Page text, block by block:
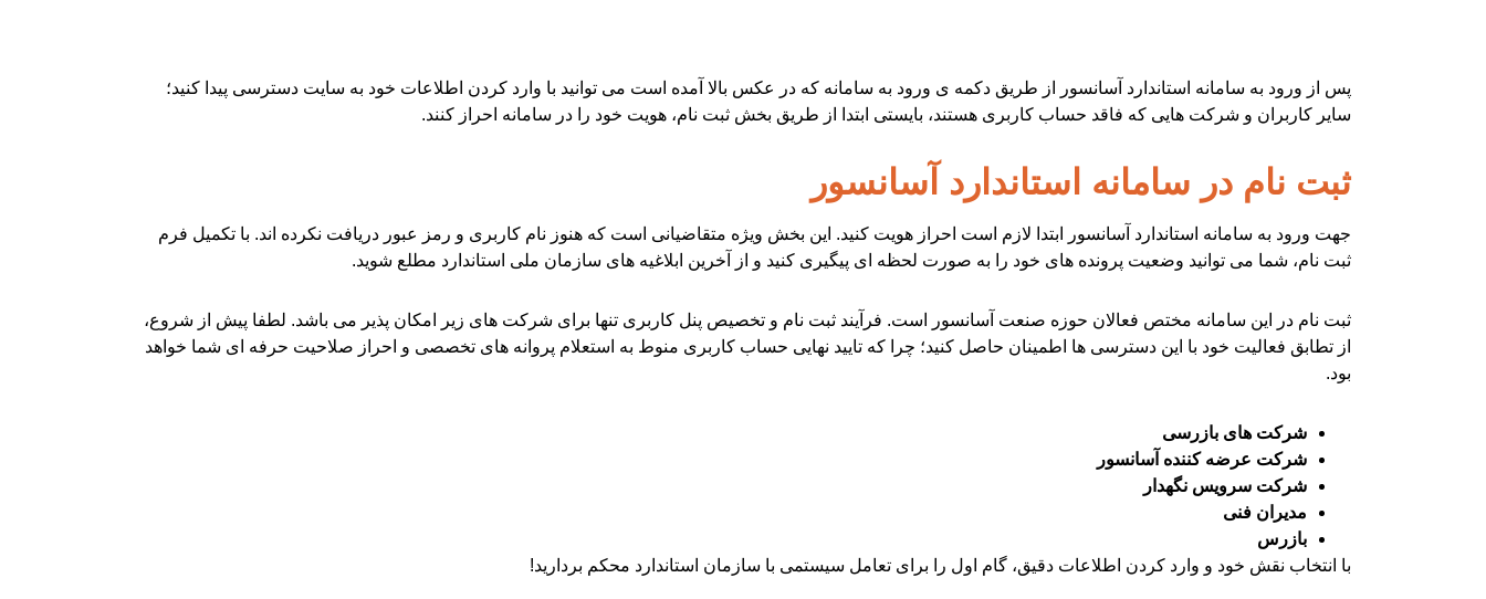
پس از ورود به سامانه استاندارد آسانسور از طریق دکمه ی ورود به سامانه که در عکس بالا آمده است می توانید با وارد کردن اطلاعات خود به سایت دسترسی پیدا کنید؛
سایر کاربران و شرکت هایی که فاقد حساب کاربری هستند، بایستی ابتدا از طریق بخش ثبت نام، هویت خود را در سامانه احراز کنند.
ثبت نام در سامانه استاندارد آسانسور
جهت ورود به سامانه استاندارد آسانسور ابتدا لازم است احراز هویت کنید. این بخش ویژه متقاضیانی است که هنوز نام کاربری و رمز عبور دریافت نکرده اند. با تکمیل فرم
ثبت نام، شما می توانید وضعیت پرونده های خود را به صورت لحظه ای پیگیری کنید و از آخرین ابلاغیه های سازمان ملی استاندارد مطلع شوید.
ثبت نام در این سامانه مختص فعالان حوزه صنعت آسانسور است. فرآیند ثبت نام و تخصیص پنل کاربری تنها برای شرکت های زیر امکان پذیر می باشد. لطفا پیش از شروع،
از تطابق فعالیت خود با این دسترسی ها اطمینان حاصل کنید؛ چرا که تایید نهایی حساب کاربری منوط به استعلام پروانه های تخصصی و احراز صلاحیت حرفه ای شما خواهد
بود.
شرکت های بازرسی
شرکت عرضه کننده آسانسور
شرکت سرویس نگهدار
مدیران فنی
بازرس
با انتخاب نقش خود و وارد کردن اطلاعات دقیق، گام اول را برای تعامل سیستمی با سازمان استاندارد محکم بردارید!